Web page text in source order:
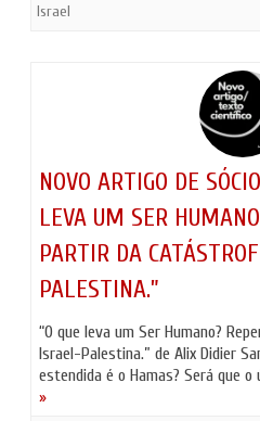
Israel
NOVO ARTIGO DE
LEVA UM SER
PARTIR DA
PALESTINA.”
“O que leva um Ser Humano?
Israel-Palestina.” de Alix Didier
estendida é o Hamas? Será que
»